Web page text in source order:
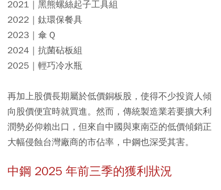
2021｜黑熊螺絲起子工具組
2022｜鈦環保餐具
2023｜傘 Q
2024｜抗菌砧板組
2025｜輕巧冷水瓶
再加上股價長期屬於低價銅板股，使得不少投資人傾
向股價便宜時就買進。然而，傳統製造業若要擴大利
潤勢必仰賴出口，但來自中國與東南亞的低價傾銷正
大幅侵蝕台灣廠商的市佔率，中鋼也深受其害。
中鋼 2025 年前三季的獲利狀況